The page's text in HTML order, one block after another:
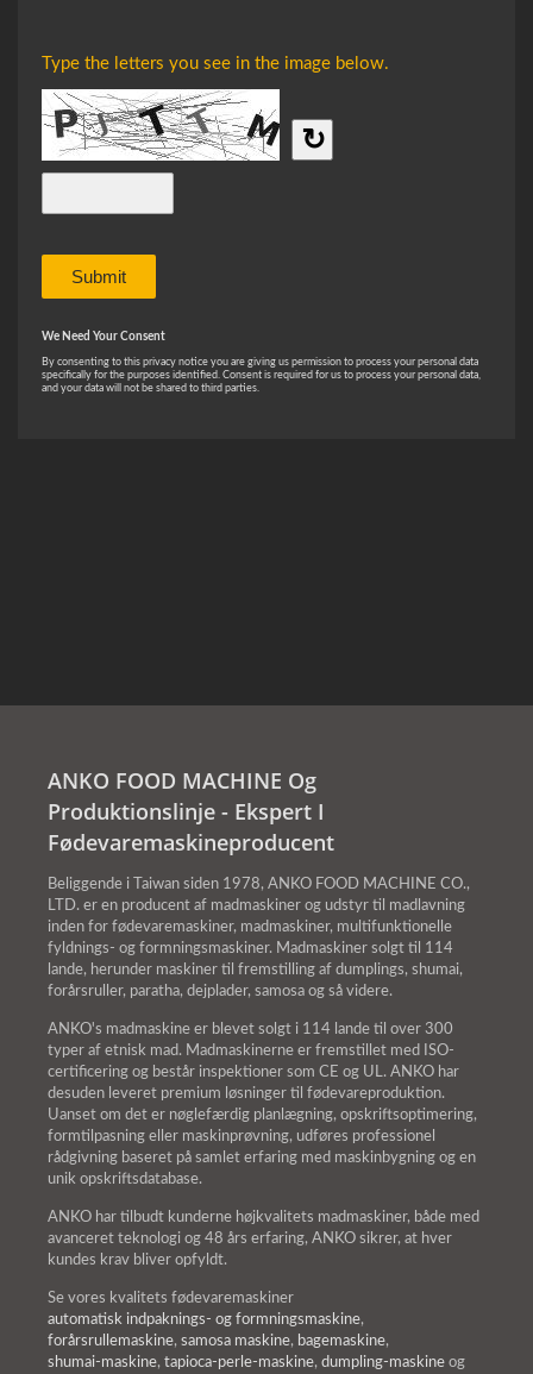
ANKO FOOD MACHINE Og
Produktionslinje - Ekspert I
Fødevaremaskineproducent
Beliggende i Taiwan siden 1978, ANKO FOOD MACHINE CO.,
LTD. er en producent af madmaskiner og udstyr til madlavning
inden for fødevaremaskiner, madmaskiner, multifunktionelle
fyldnings- og formningsmaskiner. Madmaskiner solgt til 114
lande, herunder maskiner til fremstilling af dumplings, shumai,
forårsruller, paratha, dejplader, samosa og så videre.
ANKO's madmaskine er blevet solgt i 114 lande til over 300
typer af etnisk mad. Madmaskinerne er fremstillet med ISO-
certificering og består inspektioner som CE og UL. ANKO har
desuden leveret premium løsninger til fødevareproduktion.
Uanset om det er nøglefærdig planlægning, opskriftsoptimering,
formtilpasning eller maskinprøvning, udføres professionel
rådgivning baseret på samlet erfaring med maskinbygning og en
unik opskriftsdatabase.
ANKO har tilbudt kunderne højkvalitets madmaskiner, både med
avanceret teknologi og 48 års erfaring, ANKO sikrer, at hver
kundes krav bliver opfyldt.
Se vores kvalitets fødevaremaskiner
automatisk indpaknings- og formningsmaskine,
forårsrullemaskine, samosa maskine, bagemaskine,
shumai-maskine, tapioca-perle-maskine, dumpling-maskine og